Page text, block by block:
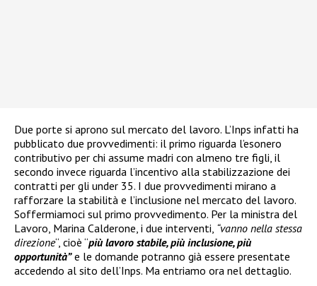
Due porte si aprono sul mercato del lavoro. L’Inps infatti ha
pubblicato due provvedimenti: il primo riguarda l’esonero
contributivo per chi assume madri con almeno tre figli, il
secondo invece riguarda l’incentivo alla stabilizzazione dei
contratti per gli under 35. I due provvedimenti mirano a
rafforzare la stabilità e l’inclusione nel mercato del lavoro.
Soffermiamoci sul primo provvedimento. Per la ministra del
Lavoro, Marina Calderone, i due interventi, “vanno nella stessa
direzione“, cioè “più lavoro stabile, più inclusione, più
opportunità”e le domande potranno già essere presentate
accedendo al sito dell’Inps. Ma entriamo ora nel dettaglio.